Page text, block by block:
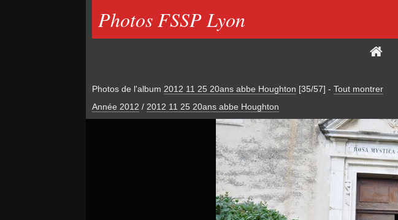
Photos FSSP Lyon
Photos de l'album 2012 11 25 20ans abbe Houghton [35/57] - Tout montrer
Année 2012 / 2012 11 25 20ans abbe Houghton